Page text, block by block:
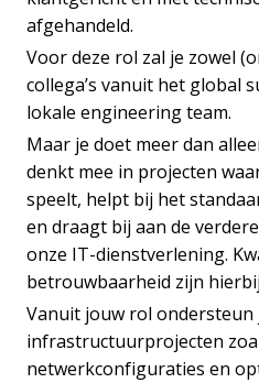
afgehandeld.
Voor deze rol zal je zowel
collega’s vanuit het global
lokale engineering team.
Maar je doet meer dan
denkt mee in projecten
speelt, helpt bij het
en draagt bij aan de
onze IT-dienstverlening.
betrouwbaarheid zijn
Vanuit jouw rol ondersteun
infrastructuurprojecten
netwerkconfiguraties en